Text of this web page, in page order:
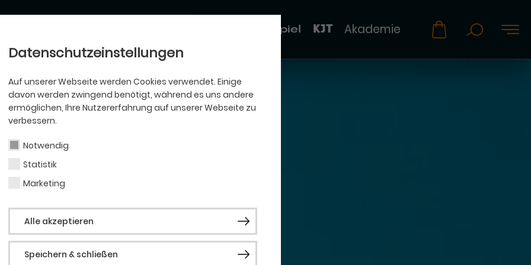
Datenschutzeinstellungen
Auf unserer Webseite werden Cookies verwendet. Einige
davon werden zwingend benötigt, während es uns andere
ermöglichen, Ihre Nutzererfahrung auf unserer Webseite zu
verbessern.
Notwendig
Statistik
Marketing
Alle akzeptieren
Speichern & schließen
Schauspiel KJT Akademie